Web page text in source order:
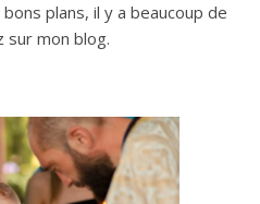
plans, il y a beaucoup de
sur mon blog.